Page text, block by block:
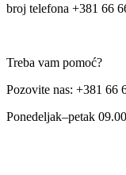
broj telefona +381 66
Treba vam pomoć?
Pozovite nas: +381 66
Ponedeljak–petak